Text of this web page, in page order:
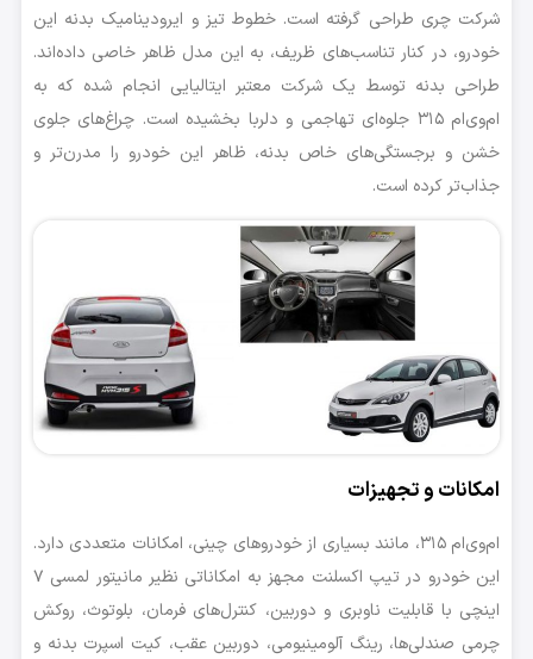
شرکت چری طراحی گرفته است. خطوط تیز و ایرودینامیک بدنه این
خودرو، در کنار تناسب‌های ظریف، به این مدل ظاهر خاصی داده‌اند.
طراحی بدنه توسط یک شرکت معتبر ایتالیایی انجام شده که به
ام‌وی‌ام ۳۱۵ جلوه‌ای تهاجمی و دلربا بخشیده است. چراغ‌های جلوی
خشن و برجستگی‌های خاص بدنه، ظاهر این خودرو را مدرن‌تر و
جذاب‌تر کرده‌ است.
امکانات و تجهیزات
ام‌وی‌ام ۳۱۵، مانند بسیاری از خودروهای چینی، امکانات متعددی دارد.
این خودرو در تیپ اکسلنت مجهز به امکاناتی نظیر مانیتور لمسی ۷
اینچی با قابلیت ناوبری و دوربین، کنترل‌های فرمان، بلوتوث، روکش
چرمی صندلی‌ها، رینگ آلومینیومی، دوربین عقب، کیت اسپرت بدنه و